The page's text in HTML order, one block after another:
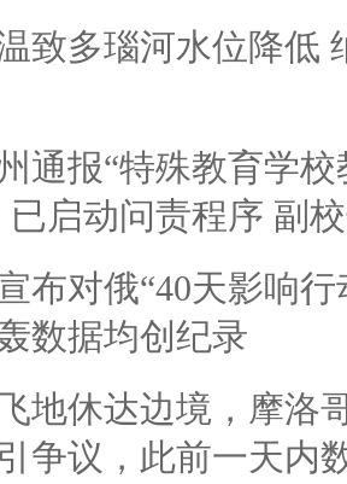
致多瑙河水位降低
通报“特殊教育学
已启动问责程序 副
布对俄“40天影响
数据均创纪录
地休达边境，摩洛
争议，此前一天内